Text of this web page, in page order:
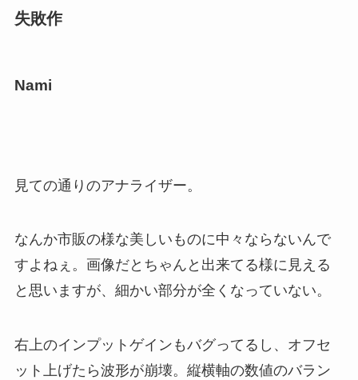
失敗作
Nami
見ての通りのアナライザー。
なんか市販の様な美しいものに中々ならないんで
すよねぇ。画像だとちゃんと出来てる様に見える
と思いますが、細かい部分が全くなっていない。
右上のインプットゲインもバグってるし、オフセ
ット上げたら波形が崩壊。縦横軸の数値のバラン